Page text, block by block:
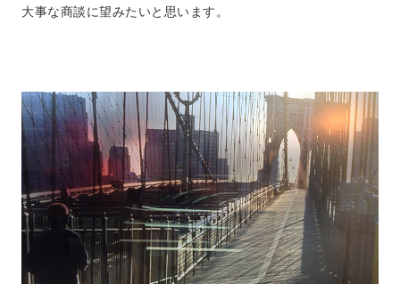
大事な商談に望みたいと思います。